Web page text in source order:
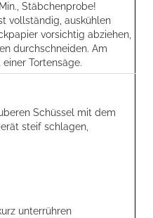
Stäbchenprobe!
vollständig, auskühlen
vorsichtig abziehen,
durchschneiden. Am
Tortensäge.
Schüssel mit dem
steif schlagen,
unterrühren